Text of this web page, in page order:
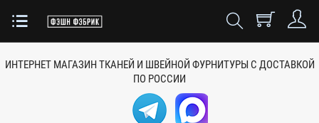
ИНТЕРНЕТ МАГАЗИН ТКАНЕЙ И ШВЕЙНОЙ ФУРНИТУРЫ С ДОСТАВКОЙ
ПО РОССИИ